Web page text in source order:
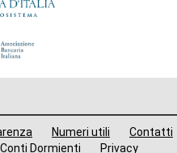
Numeri utili
Contatti
Conti Dormienti Privacy